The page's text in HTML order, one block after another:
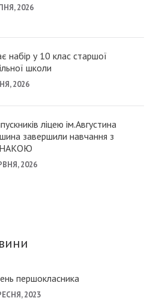
2026
набір у 10 клас старшої
школи
2026
ліцею ім.Августина
завершили навчання з
2026
першокласника
2023